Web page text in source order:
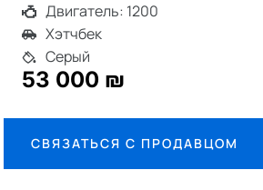
Двигатель: 1200
Хэтчбек
Серый
53 000 ₪
СВЯЗАТЬСЯ С ПРОДАВЦОМ